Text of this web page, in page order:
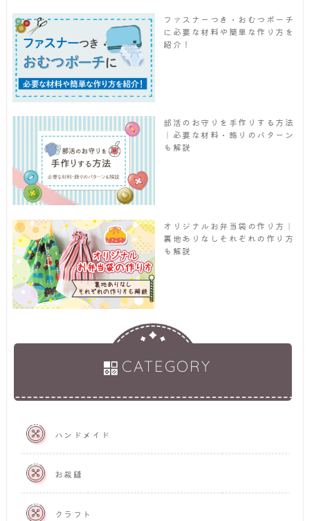
ファスナーつき・おむつポーチ
に必要な材料や簡単な作り方を
紹介！
部活のお守りを手作りする方法
｜必要な材料・飾りのパターン
も解説
オリジナルお弁当袋の作り方｜
裏地ありなしそれぞれの作り方
も解説
CATEGORY
ハンドメイド
お裁縫
クラフト